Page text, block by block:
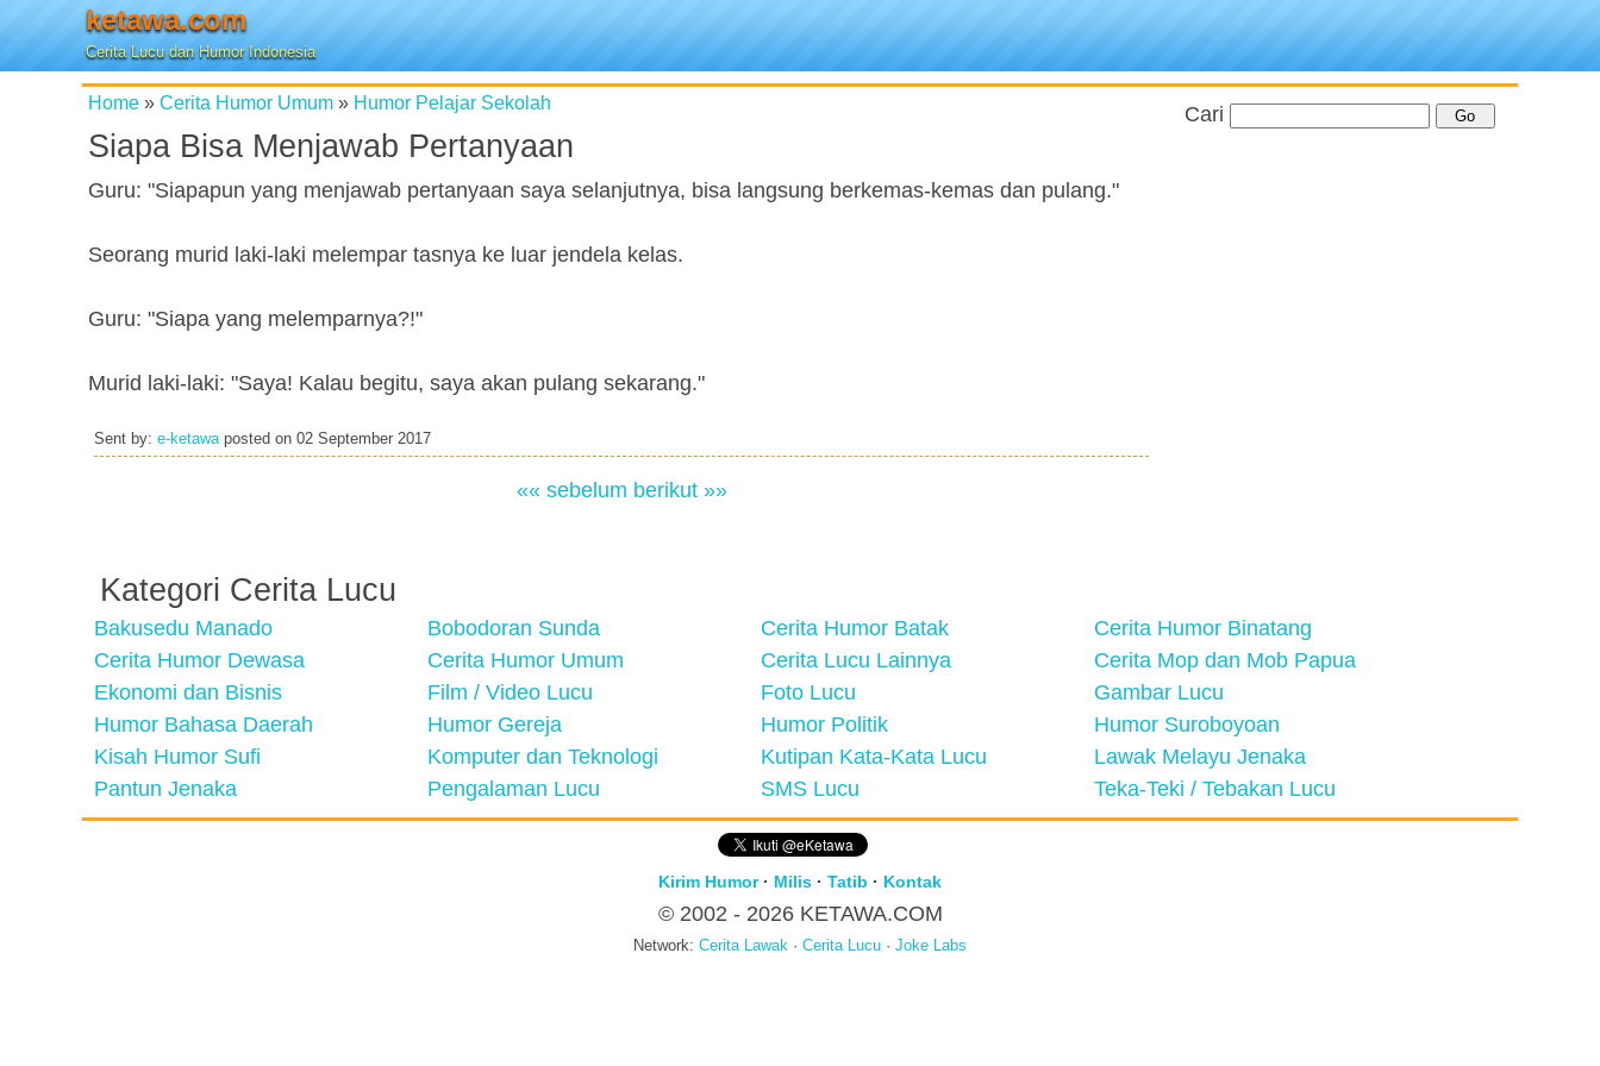
ketawa.com
Cerita Lucu dan Humor Indonesia
Home » Cerita Humor Umum » Humor Pelajar Sekolah
Siapa Bisa Menjawab Pertanyaan
Guru: "Siapapun yang menjawab pertanyaan saya selanjutnya, bisa langsung berkemas-kemas dan pulang."
Seorang murid laki-laki melempar tasnya ke luar jendela kelas.
Guru: "Siapa yang melemparnya?!"
Murid laki-laki: "Saya! Kalau begitu, saya akan pulang sekarang."
Sent by: e-ketawaposted on 02 September 2017
«« sebelum berikut »»
Cari
Kategori Cerita Lucu
Bakusedu Manado Bobodoran Sunda Cerita Humor Batak
Cerita Humor Binatang
Cerita Humor Dewasa
Cerita Humor Umum Cerita Lucu Lainnya
Cerita Mop dan Mob Papua
Ekonomi dan Bisnis
Film / Video Lucu Foto Lucu
Gambar Lucu
Humor Bahasa Daerah
Humor Gereja Humor Politik
Humor Suroboyoan
Kisah Humor Sufi
Komputer dan Teknologi Kutipan Kata-Kata Lucu
Lawak Melayu Jenaka
Pantun Jenaka
Pengalaman Lucu SMS Lucu Teka-Teki / Tebakan Lucu
Kirim Humor· Milis · Tatib · Kontak
© 2002 - 2026 KETAWA.COM
Network: Cerita Lawak · Cerita Lucu · Joke Labs